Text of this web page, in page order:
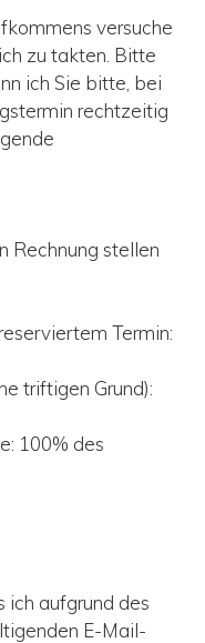
versuche
zu takten. Bitte
ich Sie bitte, bei
rechtzeitig
Rechnung stellen
Termin:
triftigen Grund):
100% des
ich aufgrund des
E-Mail-